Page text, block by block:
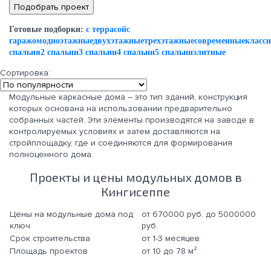
Готовые подборки: с террасойс
гаражомодноэтажныедвухэтажныетрехэтажныесовременные
спальня2 спальни3 спальни4 спальни5 спальниэлитные
Сортировка:
Модульные каркасные дома – это тип зданий, конструкция
которых основана на использовании предварительно
собранных частей. Эти элементы производятся на заводе в
контролируемых условиях и затем доставляются на
стройплощадку, где и соединяются для формирования
полноценного дома.
Проекты и цены модульных домов в
Кингисеппе
Цены на модульные дома под
ключ
от 670000 руб. до 5000000
руб.
Срок строительства
от 1-3 месяцев
Площадь проектов
от 10 до 78 м²